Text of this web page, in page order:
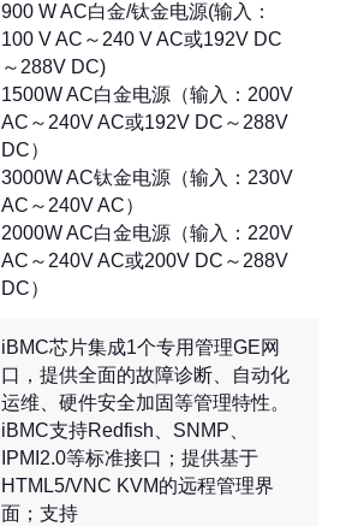
900 W AC白金/钛金电源(输入：
100 V AC～240 V AC或192V DC
～288V DC)
1500W AC白金电源（输入：200V
AC～240V AC或192V DC～288V
DC）
3000W AC钛金电源（输入：230V
AC～240V AC）
2000W AC白金电源（输入：220V
AC～240V AC或200V DC～288V
DC）
iBMC芯片集成1个专用管理GE网
口，提供全面的故障诊断、自动化
运维、硬件安全加固等管理特性。
iBMC支持Redfish、SNMP、
IPMI2.0等标准接口；提供基于
HTML5/VNC KVM的远程管理界
面；支持